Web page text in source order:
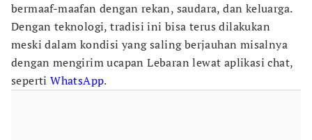
bermaaf-maafan dengan rekan, saudara, dan keluarga.
Dengan teknologi, tradisi ini bisa terus dilakukan
meski dalam kondisi yang saling berjauhan misalnya
dengan mengirim ucapan Lebaran lewat aplikasi chat,
sepertiWhatsApp.